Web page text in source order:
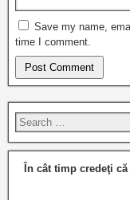
Save my name,
time I comment.
În cât timp credeţi